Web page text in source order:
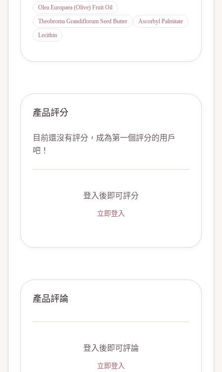
Olea Europaea (Olive) Fruit Oil
Theobroma Grandiflorum Seed Butter
Ascorbyl Palmitate
Lecithin
產品評分
目前還沒有評分，成為第一個評分的用戶
吧！
登入後即可評分
立即登入
產品評論
登入後即可評論
立即登入